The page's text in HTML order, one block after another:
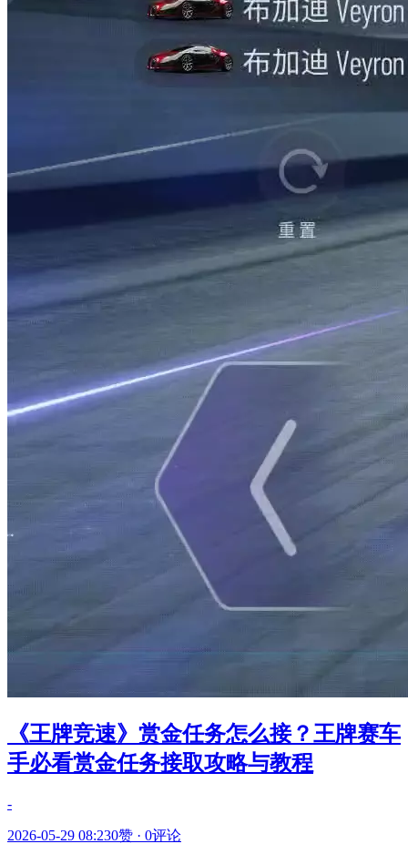
《王牌竞速》赏金任务怎么接？王牌赛车
手必看赏金任务接取攻略与教程
-
2026-05-29 08:230赞 · 0评论